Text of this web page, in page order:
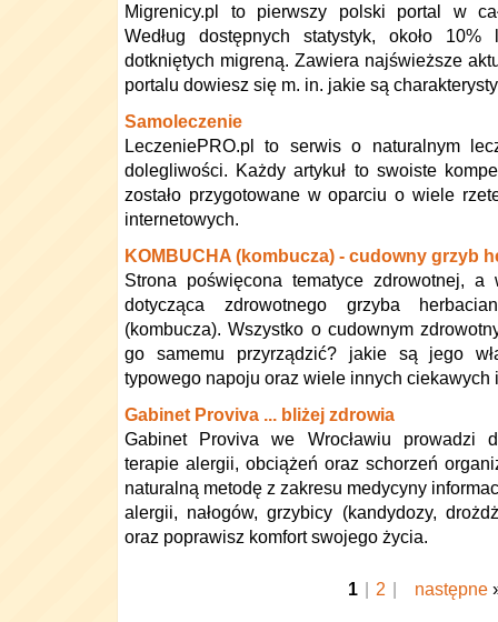
Migrenicy.pl to pierwszy polski portal w
Według dostępnych statystyk, około
dotkniętych migreną. Zawiera najświeższe
portalu dowiesz się m. in. jakie są
Samoleczenie
LeczeniePRO.pl to serwis o naturalnym
dolegliwości. Każdy artykuł to swoiste
zostało przygotowane w oparciu o wiele
internetowych.
KOMBUCHA (kombucza) - cudowny grzyb
Strona poświęcona tematyce zdrowotnej, a
dotycząca zdrowotnego grzyba
(kombucza). Wszystko o cudownym
go samemu przyrządzić? jakie są jego
typowego napoju oraz wiele innych ciekawych
Gabinet Proviva ... bliżej zdrowia
Gabinet Proviva we Wrocławiu prowadzi
terapie alergii, obciążeń oraz schorzeń
naturalną metodę z zakresu medycyny
alergii, nałogów, grzybicy (kandydozy,
oraz poprawisz komfort swojego życia.
1 | 2 | następne